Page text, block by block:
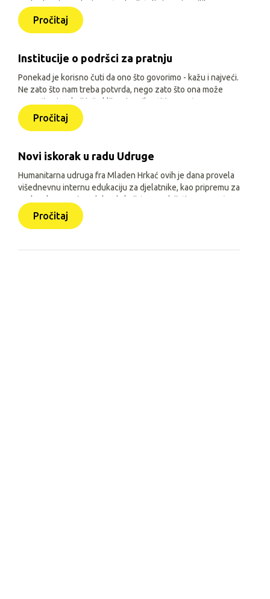
svakodnevice, odvojenost od prijatelja i manje prilika za
igru, učenje i druženje. Zato je, uz siguran smještaj i
osnovne životne uvjete, važno djeci omogućiti sadržaje
Pročitaj
Institucije o podršci za pratnju
Ponekad je korisno čuti da ono što govorimo - kažu i najveći.
Ne zato što nam treba potvrda, nego zato što ona može
pomoći onima koji još oklijevaju prihvatiti pomoć.
Pročitaj
Novi iskorak u radu Udruge
Humanitarna udruga fra Mladen Hrkać ovih je dana provela
višednevnu internu edukaciju za djelatnike, kao pripremu za
prelazak na novi model rada koji će se odvijati uz pomoć
triju aplikacija: Pomozimo zajedno (javna), HUMH HUB i
HUMH GO (obje interne).
Pročitaj